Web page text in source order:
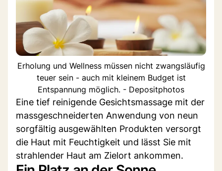
Erholung und Wellness müssen nicht zwangsläufig
teuer sein - auch mit kleinem Budget ist
Entspannung möglich. - Depositphotos
Eine tief reinigende Gesichtsmassage mit der
massgeschneiderten Anwendung von neun
sorgfältig ausgewählten Produkten versorgt
die Haut mit Feuchtigkeit und lässt Sie mit
strahlender Haut am Zielort ankommen.